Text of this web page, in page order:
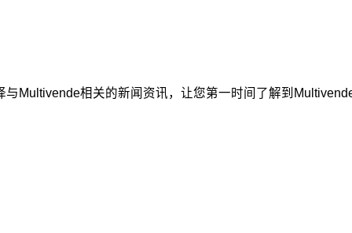
Multivende相关的新闻资讯，让您第一时间了解到